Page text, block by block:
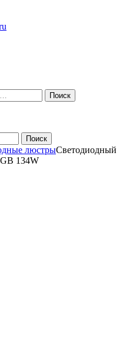
Поиск
Поиск
люстрыСветодиодный
134W